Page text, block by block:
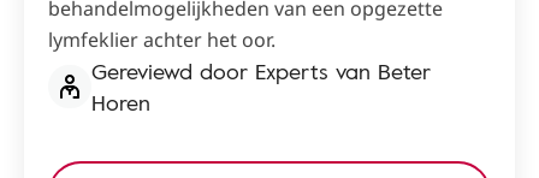
behandelmogelijkheden van een opgezette
lymfeklier achter het oor.
Gereviewd door Experts van Beter
Horen